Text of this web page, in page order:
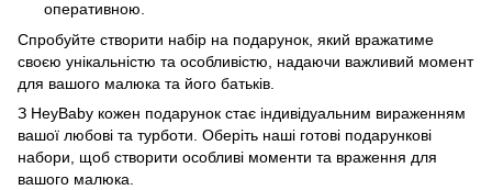
оперативною.
Спробуйте створити набір на подарунок, який вражатиме
своєю унікальністю та особливістю, надаючи важливий момент
для вашого малюка та його батьків.
З HeyBaby кожен подарунок стає індивідуальним вираженням
вашої любові та турботи. Оберіть наші готові подарункові
набори, щоб створити особливі моменти та враження для
вашого малюка.